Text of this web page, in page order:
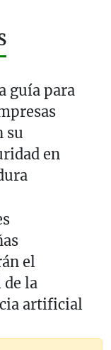
guía para
su
en
el
la
artificial